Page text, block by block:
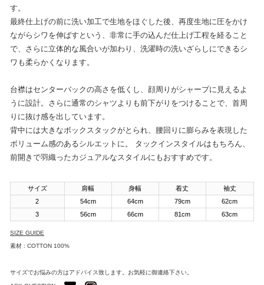
す。
最終仕上げの前に洗い加工で生地をほぐした後、再度生地に圧をかけ
ながらシワを伸ばすという、非常に手の込んだ仕上げ工程を経ること
で、さらに立体的な風合いが加わり、洗濯時の洗いざらしにできるシ
ワも柔らかくなります。
台襟はセンターバックの高さを低くし、顔周りがシャープに見えるよ
うに設計。さらに通常のシャツよりも前下がりをつけることで、首周
りに抜け感を出しています。
背中には大きなボックスタックがとられ、腰回りに膨らみを表現した
ボリューム感のあるシルエットに。 タックインスタイルはもちろん、
前開きで羽織ったカジュアルなスタイルにもおすすめです。
サイズ 肩幅 身幅 着丈
袖丈
2
54cm 64cm 79cm
62cm
3
56cm 66cm 81cm 63cm
SIZE GUIDE
素材 : COTTON 100%
サイズでお悩みの方はアドバイス致します。お気軽に御連絡下さい。